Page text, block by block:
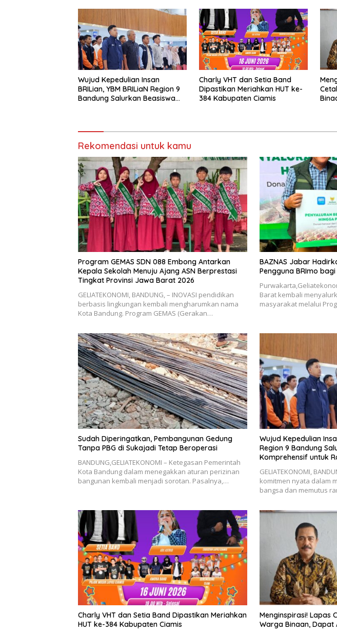
Wujud Kepedulian Insan
BRILian, YBM BRILiaN Region 9
Bandung Salurkan Beasiswa
Charly VHT dan Setia Band
Dipastikan Meriahkan HUT ke-
384 Kabupaten Ciamis
Rekomendasi untuk kamu
Program GEMAS SDN 088 Embong Antarkan
Kepala Sekolah Menuju Ajang ASN Berprestasi
Tingkat Provinsi Jawa Barat 2026
GELIATEKONOMI, BANDUNG, – INOVASI pendidikan
berbasis lingkungan kembali mengharumkan nama
Kota Bandung. Program GEMAS (Gerakan…
BAZNAS Jabar
Pengguna BRImo
Barat kembali
masyarakat melalui
Sudah Diperingatkan, Pembangunan Gedung
Tanpa PBG di Sukajadi Tetap Beroperasi
BANDUNG,GELIATEKONOMI – Ketegasan Pemerintah
Kota Bandung dalam menegakkan aturan perizinan
bangunan kembali menjadi sorotan. Pasalnya,…
Wujud Kepedulian
Region 9 Bandung
Komprehensif untuk
GELIATEKONOMI,
komitmen nyata dalam
bangsa dan memutus
Charly VHT dan Setia Band Dipastikan Meriahkan
HUT ke-384 Kabupaten Ciamis
Menginspirasi! Lapas
Warga Binaan, Dapat